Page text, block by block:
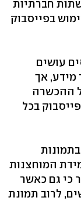
חברתיות
בפייסבוק
עושים
מידע, אך
ההכשרה
בכל
המוחצנות
כי גם כאשר
לרוב תמונת